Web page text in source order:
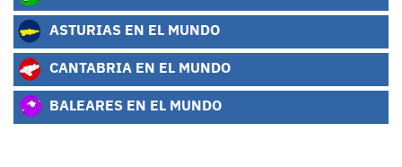
ASTURIAS EN EL MUNDO
CANTABRIA EN EL MUNDO
BALEARES EN EL MUNDO